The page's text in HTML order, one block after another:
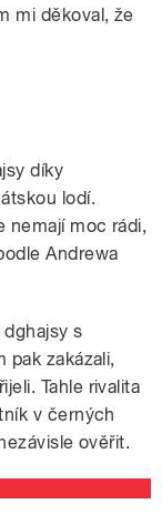
mi děkoval, že
díky
lodí.
nemají moc rádi,
Andrewa
s
pak zakázali,
Tahle rivalita
v černých
ověřit.